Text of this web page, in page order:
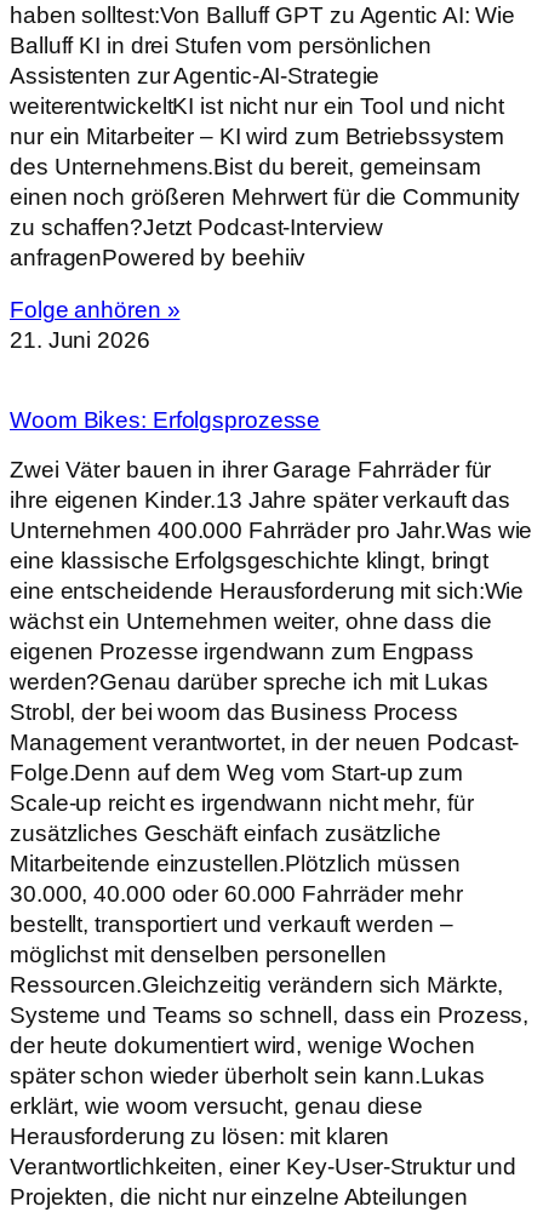
haben solltest:Von Balluff GPT zu Agentic AI: Wie
Balluff KI in drei Stufen vom persönlichen
Assistenten zur Agentic-AI-Strategie
weiterentwickeltKI ist nicht nur ein Tool und nicht
nur ein Mitarbeiter – KI wird zum Betriebssystem
des Unternehmens.Bist du bereit, gemeinsam
einen noch größeren Mehrwert für die Community
zu schaffen?Jetzt Podcast-Interview
anfragenPowered by beehiiv
Folge anhören »
21. Juni 2026
Woom Bikes: Erfolgsprozesse
Zwei Väter bauen in ihrer Garage Fahrräder für
ihre eigenen Kinder.13 Jahre später verkauft das
Unternehmen 400.000 Fahrräder pro Jahr.Was wie
eine klassische Erfolgsgeschichte klingt, bringt
eine entscheidende Herausforderung mit sich:Wie
wächst ein Unternehmen weiter, ohne dass die
eigenen Prozesse irgendwann zum Engpass
werden?Genau darüber spreche ich mit Lukas
Strobl, der bei woom das Business Process
Management verantwortet, in der neuen Podcast-
Folge.Denn auf dem Weg vom Start-up zum
Scale-up reicht es irgendwann nicht mehr, für
zusätzliches Geschäft einfach zusätzliche
Mitarbeitende einzustellen.Plötzlich müssen
30.000, 40.000 oder 60.000 Fahrräder mehr
bestellt, transportiert und verkauft werden –
möglichst mit denselben personellen
Ressourcen.Gleichzeitig verändern sich Märkte,
Systeme und Teams so schnell, dass ein Prozess,
der heute dokumentiert wird, wenige Wochen
später schon wieder überholt sein kann.Lukas
erklärt, wie woom versucht, genau diese
Herausforderung zu lösen: mit klaren
Verantwortlichkeiten, einer Key-User-Struktur und
Projekten, die nicht nur einzelne Abteilungen